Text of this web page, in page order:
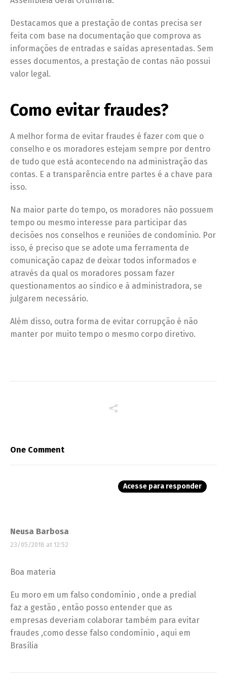
Destacamos que a prestação de contas precisa ser
feita com base na documentação que comprova as
informações de entradas e saídas apresentadas. Sem
esses documentos, a prestação de contas não possui
valor legal.
Como evitar fraudes?
A melhor forma de evitar fraudes é fazer com que o
conselho e os moradores estejam sempre por dentro
de tudo que está acontecendo na administração das
contas. E a transparência entre partes é a chave para
isso.
Na maior parte do tempo, os moradores não possuem
tempo ou mesmo interesse para participar das
decisões nos conselhos e reuniões de condomínio. Por
isso, é preciso que se adote uma ferramenta de
comunicação capaz de deixar todos informados e
através da qual os moradores possam fazer
questionamentos ao síndico e à administradora, se
julgarem necessário.
Além disso, outra forma de evitar corrupção é não
manter por muito tempo o mesmo corpo diretivo.
One Comment
Neusa Barbosa
23/05/2018 at 12:52
Acesse para responder
Boa materia
Eu moro em um falso condomínio , onde a predial
faz a gestão , então posso entender que as
empresas deveriam colaborar também para evitar
fraudes ,como desse falso condomínio , aqui em
Brasília